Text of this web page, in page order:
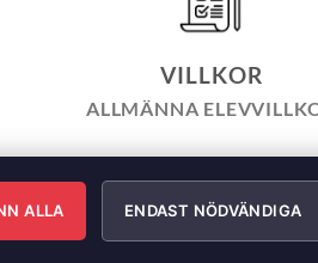
VILLKOR
ALLMÄNNA
AB. All Rights Reserved
ALLA ENDAST NÖDVÄNDIGA